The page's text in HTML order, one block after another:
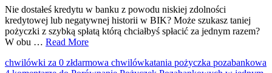
Nie dostałeś kredytu w banku z powodu niskiej zdolności
kredytowej lub negatywnej historii w BIK? Może szukasz taniej
pożyczki z szybką spłatą którą chciałbyś spłacić za jednym razem?
W obu … Read More
chwilówki za 0 złdarmowa chwilówkatania pożyczka pozabankowa